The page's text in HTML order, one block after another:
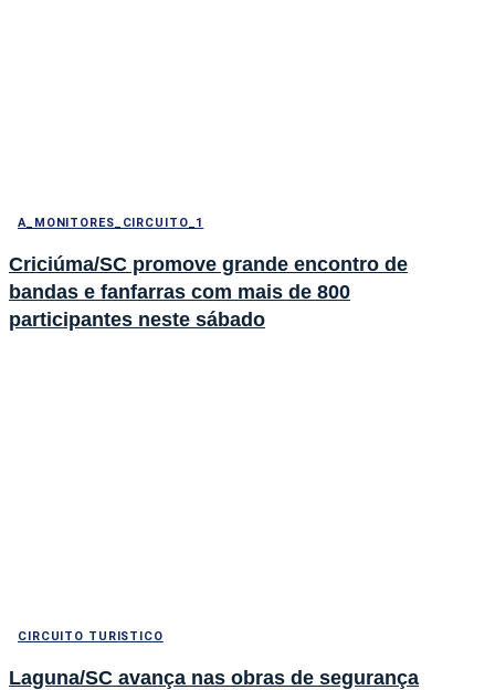
A_MONITORES_CIRCUITO_1
Criciúma/SC promove grande encontro de
bandas e fanfarras com mais de 800
participantes neste sábado
CIRCUITO TURISTICO
Laguna/SC avança nas obras de segurança